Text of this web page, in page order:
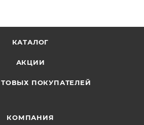
КАТАЛОГ
АКЦИИ
ПОКУПАТЕЛЕЙ
КОМПАНИЯ